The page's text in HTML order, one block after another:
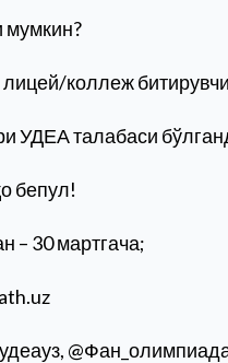
мумкин?
коллеж
УДЕА талабаси
бепул!
– 30 мартгача;